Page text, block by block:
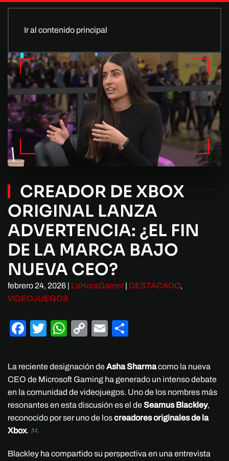
Ir al contenido principal
CREADOR DE XBOX
ORIGINAL LANZA
ADVERTENCIA: ¿EL FIN
DE LA MARCA BAJO
NUEVA CEO?
febrero 24, 2026 | LaHoraGamer | DESTACADO,
VIDEOJUEGOS
Facebook
TwitterWhatsApp
CopyEmail
La reciente designación deAsha Sharmacomo la nueva
CEO de Microsoft Gaming ha generado un intenso debate
en la comunidad de videojuegos. Uno de los nombres más
resonantes en esta discusión es el deSeamus Blackley,
reconocido por ser uno de loscreadores originales de la
Xbox.
Blackley ha compartido su perspectiva en una entrevista